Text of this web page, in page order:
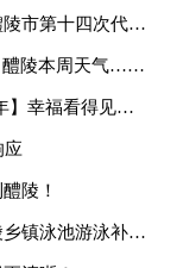
四次代表大会报告
醴陵本周天气……
陵交出这样的民生答卷
应
陵！
泳补贴信息请查收→